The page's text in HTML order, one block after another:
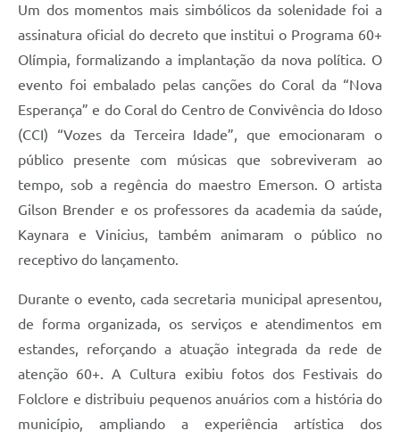
Um dos momentos mais simbólicos da solenidade foi a
assinatura oficial do decreto que institui o Programa 60+
Olímpia, formalizando a implantação da nova política. O
evento foi embalado pelas canções do Coral da “Nova
Esperança” e do Coral do Centro de Convivência do Idoso
(CCI) “Vozes da Terceira Idade”, que emocionaram o
público presente com músicas que sobreviveram ao
tempo, sob a regência do maestro Emerson. O artista
Gilson Brender e os professores da academia da saúde,
Kaynara e Vinicius, também animaram o público no
receptivo do lançamento.
Durante o evento, cada secretaria municipal apresentou,
de forma organizada, os serviços e atendimentos em
estandes, reforçando a atuação integrada da rede de
atenção 60+. A Cultura exibiu fotos dos Festivais do
Folclore e distribuiu pequenos anuários com a história do
município, ampliando a experiência artística dos